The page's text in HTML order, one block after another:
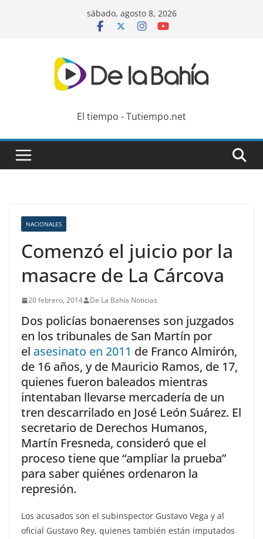
sábado, agosto 8, 2026
El tiempo - Tutiempo.net
NACIONALES
Comenzó el juicio por la
masacre de La Cárcova
20 febrero, 2014 De La Bahía Noticias
Dos policías bonaerenses son juzgados
en los tribunales de San Martín por
el asesinato en 2011 de Franco Almirón,
de 16 años, y de Mauricio Ramos, de 17,
quienes fueron baleados mientras
intentaban llevarse mercadería de un
tren descarrilado en José León Suárez. El
secretario de Derechos Humanos,
Martín Fresneda, consideró que el
proceso tiene que “ampliar la prueba”
para saber quiénes ordenaron la
represión.
Los acusados son el subinspector Gustavo Vega y al
oficial Gustavo Rey, quienes también están imputados